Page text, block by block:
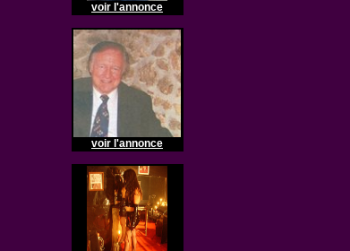
voir l'annonce
voir l'annonce